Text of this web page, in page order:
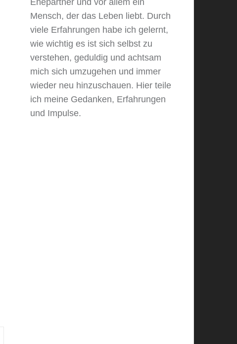
Ehepartner und vor allem ein
Mensch, der das Leben liebt. Durch
viele Erfahrungen habe ich gelernt,
wie wichtig es ist sich selbst zu
verstehen, geduldig und achtsam
mich sich umzugehen und immer
wieder neu hinzuschauen. Hier teile
ich meine Gedanken, Erfahrungen
und Impulse.